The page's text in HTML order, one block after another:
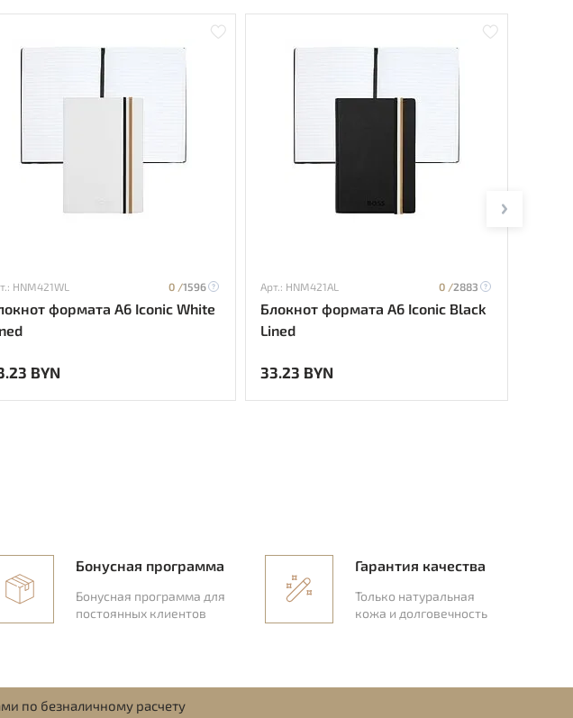
HNM421WL 0 /1596
формата А6 Iconic White
BYN
Арт.: HNM421AL 0 /2883
Блокнот формата А6 Iconic Black
Lined
33.23 BYN
Бонусная программа
Бонусная программа для
постоянных клиентов
Гарантия качества
Только натуральная
кожа и долговечность
по безналичному расчету